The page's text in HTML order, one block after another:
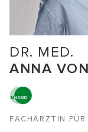
DR. MED.
ANNA
FACHÄRZTIN